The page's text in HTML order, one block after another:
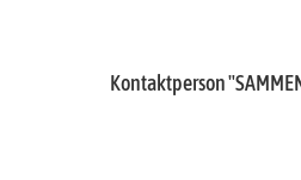
Kontaktperson